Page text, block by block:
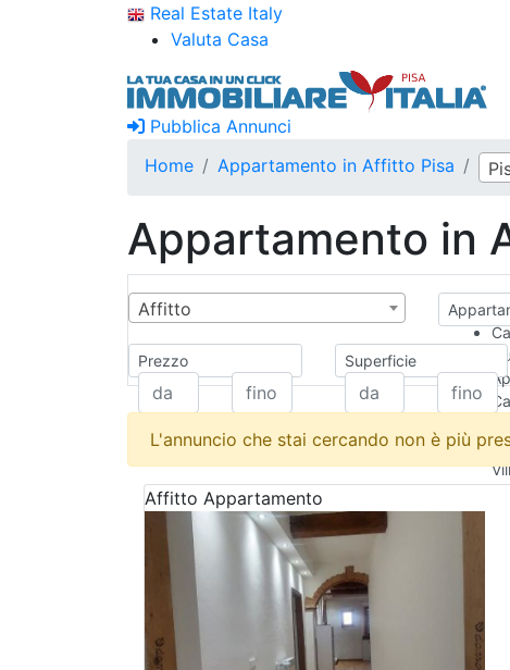
Real Estate Italy
Valuta Casa
Pubblica Annunci
Home
Appartamento in Affitto Pisa
Appartamento in
Affitto
Prezzo Superficie
L'annuncio che stai cercando non è più
Affitto Appartamento